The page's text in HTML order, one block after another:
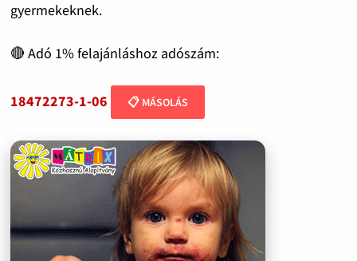
gyermekeknek.
🔴 Adó 1% felajánláshoz adószám:
18472273-1-06 📋 MÁSOLÁS